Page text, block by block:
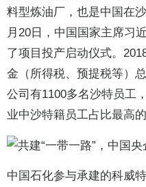
料型炼油厂，也是中国在
月20日，中国国家主席习
了项目投产启动仪式。
金（所得税、预提税等）
公司有1100多名沙特员工
业中沙特籍员工占比最高的
中国石化参与承建的科威